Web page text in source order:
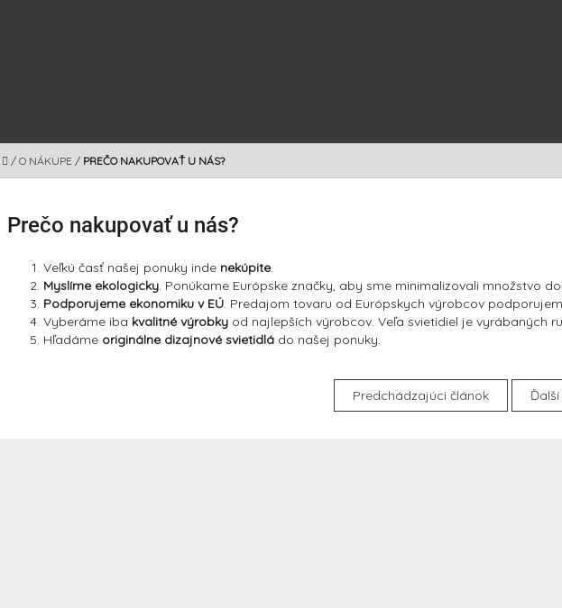
DOMOV
/ O NÁKUPE / PREČO NAKUPOVAŤ U NÁS?
Prečo nakupovať u nás?
Veľkú časť našej ponuky inde nekúpite.
Myslíme ekologicky. Ponúkame Európske značky, aby sme minimalizovali množstvo
Podporujeme ekonomiku v EÚ. Predajom tovaru od Európskych výrobcov
Vyberáme iba kvalitné výrobky od najlepších výrobcov. Veľa svietidiel je vyrábaných
Hľadáme originálne dizajnové svietidlá do našej ponuky.
Predchádzajúci článok